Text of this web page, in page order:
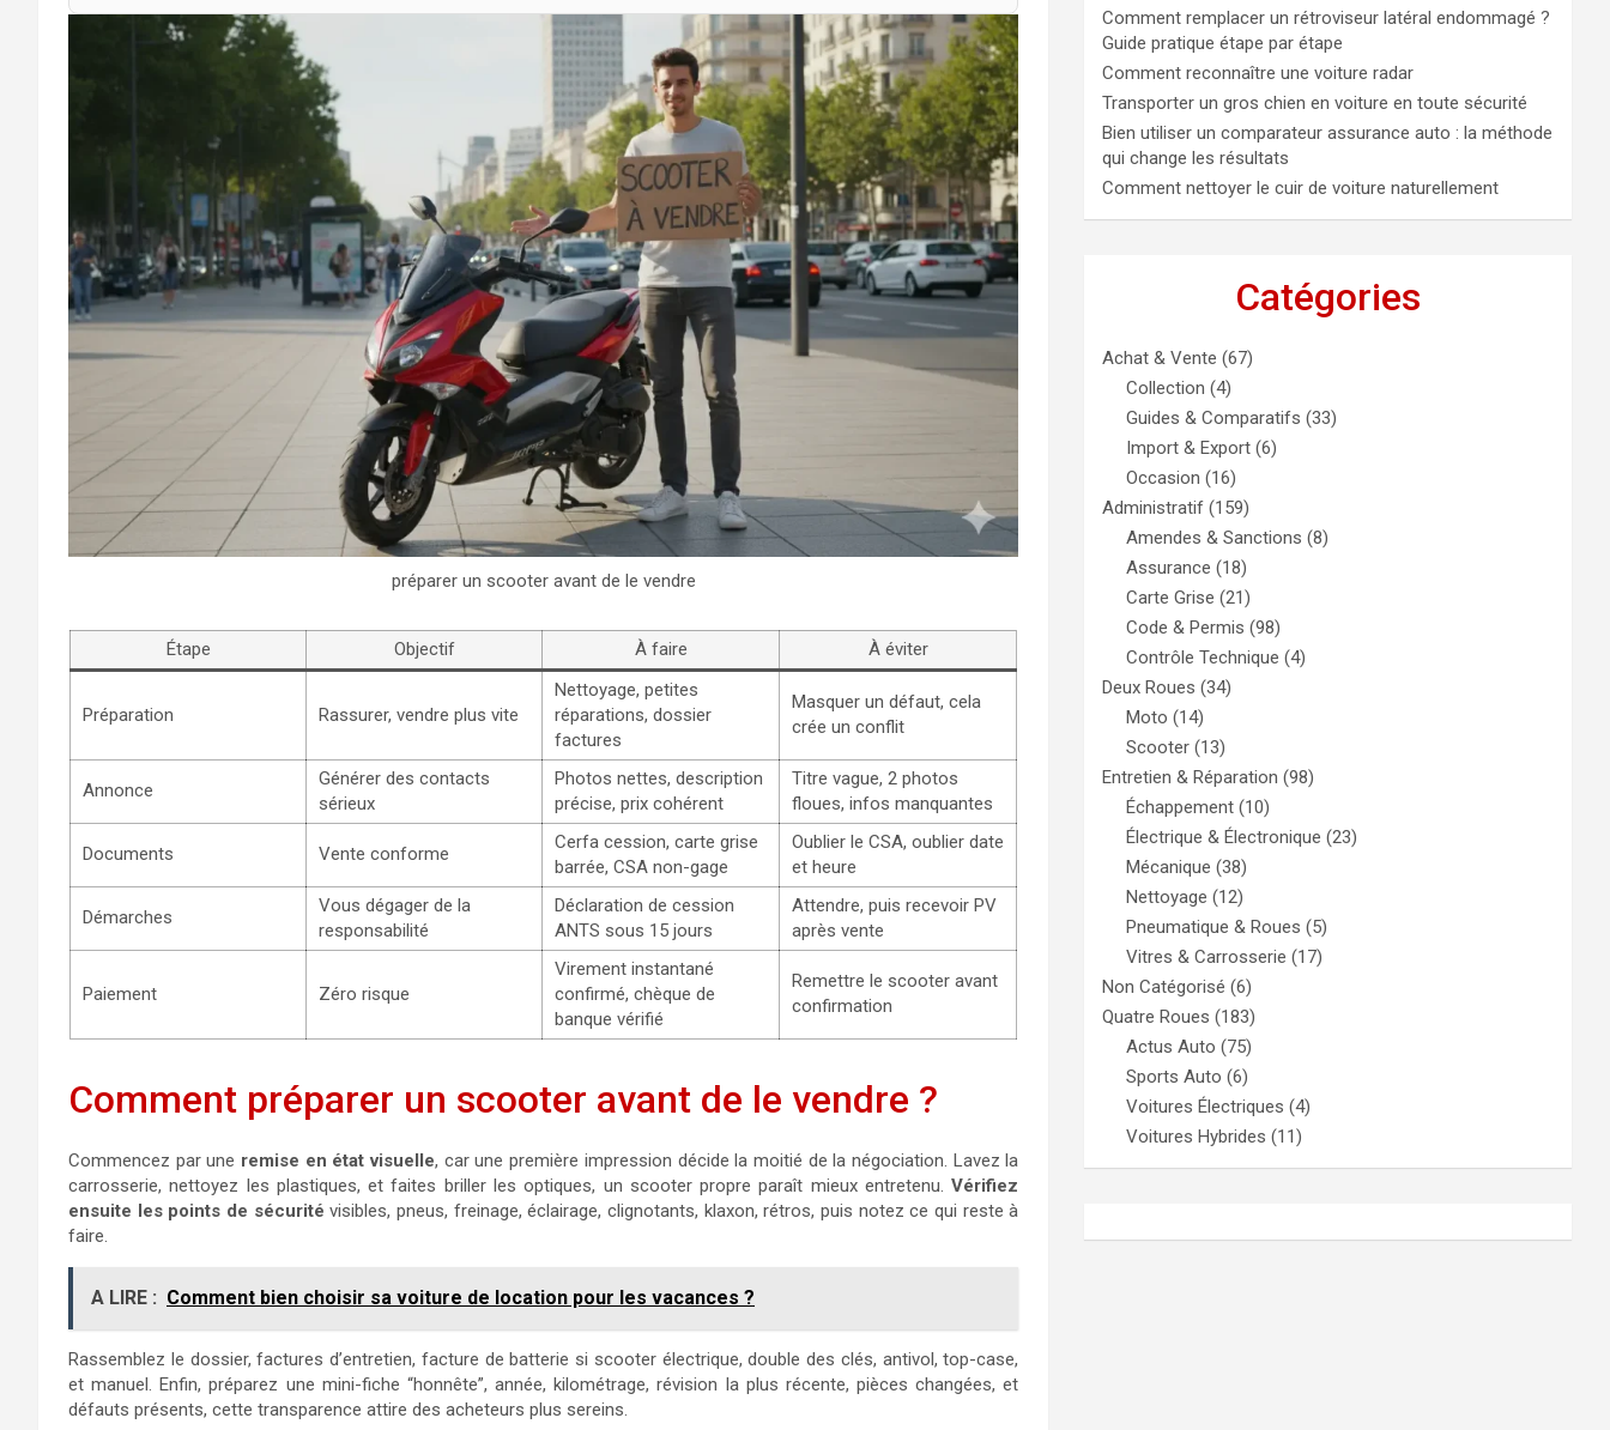
préparer un scooter avant de le vendre
Étape Objectif À faire À éviter
Préparation Rassurer, vendre plus vite
Nettoyage, petites
réparations, dossier
factures
Masquer un défaut, cela
crée un conflit
Annonce
Générer des contacts
sérieux
Photos nettes, description
précise, prix cohérent
Titre vague, 2 photos
floues, infos manquantes
Documents Vente conforme
Cerfa cession, carte grise
barrée, CSA non-gage
Oublier le CSA, oublier date
et heure
Démarches
Vous dégager de la
responsabilité
Déclaration de cession
ANTS sous 15 jours
Attendre, puis recevoir PV
après vente
Paiement Zéro risque
Virement instantané
confirmé, chèque de
banque vérifié
Remettre le scooter avant
confirmation
Comment préparer un scooter avant de le vendre ?
Commencez par une remise en état visuelle, car une première impression décide la moitié de la négociation. Lavez la
carrosserie, nettoyez les plastiques, et faites briller les optiques, un scooter propre paraît mieux entretenu.Vérifiez
ensuite les points de sécurité visibles, pneus, freinage, éclairage, clignotants, klaxon, rétros, puis notez ce qui reste à
faire.
A LIRE : Comment bien choisir sa voiture de location pour les vacances ?
Rassemblez le dossier, factures d’entretien, facture de batterie si scooter électrique, double des clés, antivol, top-case,
et manuel. Enfin, préparez une mini-fiche “honnête”, année, kilométrage, révision la plus récente, pièces changées, et
défauts présents, cette transparence attire des acheteurs plus sereins.
Comment remplacer un rétroviseur latéral endommagé ?
Guide pratique étape par étape
Comment reconnaître une voiture radar
Transporter un gros chien en voiture en toute sécurité
Bien utiliser un comparateur assurance auto : la méthode
qui change les résultats
Comment nettoyer le cuir de voiture naturellement
Catégories
Achat & Vente (67)
Collection (4)
Guides & Comparatifs (33)
Import & Export (6)
Occasion (16)
Administratif (159)
Amendes & Sanctions (8)
Assurance (18)
Carte Grise (21)
Code & Permis (98)
Contrôle Technique (4)
Deux Roues (34)
Moto (14)
Scooter (13)
Entretien & Réparation (98)
Échappement (10)
Électrique & Électronique (23)
Mécanique (38)
Nettoyage (12)
Pneumatique & Roues (5)
Vitres & Carrosserie (17)
Non Catégorisé (6)
Quatre Roues (183)
Actus Auto (75)
Sports Auto (6)
Voitures Électriques (4)
Voitures Hybrides (11)